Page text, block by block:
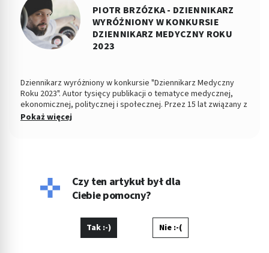
PIOTR BRZÓZKA - DZIENNIKARZ
WYRÓŻNIONY W KONKURSIE
DZIENNIKARZ MEDYCZNY ROKU
2023
Dziennikarz wyróżniony w konkursie "Dziennikarz Medyczny
Roku 2023". Autor tysięcy publikacji o tematyce medycznej,
ekonomicznej, politycznej i społecznej. Przez 15 lat związany z
Dziennikiem Łódzkim i Polska TheTimes. Z wykształcenia
Pokaż więcej
Czy ten artykuł był dla
Ciebie pomocny?
Tak :-) Nie :-(